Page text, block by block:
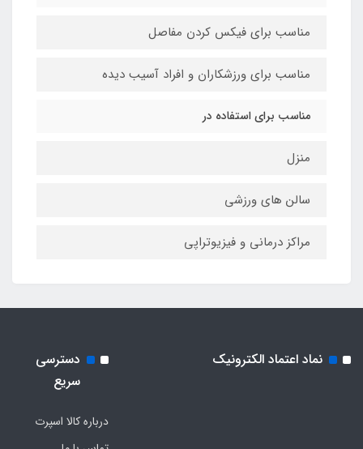
مناسب برای فیکس کردن مفاصل
مناسب برای ورزشکاران و افراد آسیب دیده
مناسب برای استفاده در
منزل
سالن های ورزشی
مراکز درمانی و فیزیوتراپی
نماد اعتماد الکترونیک
دسترسی
سریع
درباره کالا اسپرت